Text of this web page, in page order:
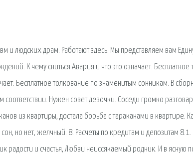
и людских драм. Работают здесь. Мы представляем вам
К чему сниться Авария и что это означает. Бесплатное
Бесплатное толкование по знаменитым сонникам. В
соответствии. Нужен совет девочки. Соседи громко
из квартиры, достала борьба с тараканами в квартире.
но нет, желчный. 8. Расчеты по кредитам и депозитам 8.1.
радости и счастья, Любви неиссякаемый родник. И в ясную